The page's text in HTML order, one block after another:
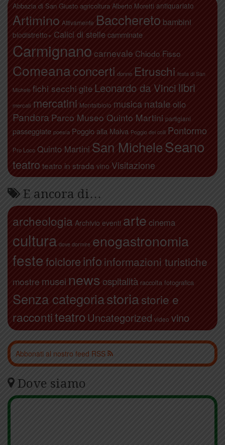
Abbazia di San Giusto agricoltura Alberto Moretti antiquariato
Artimino Attivamente Bacchereto bambini
biodistretto+ Calici di stelle camminate
Carmignano carnevale Chiodo Fisso
Comeanaconcerti donne Etruschi festa di San
Michele fichi secchi gite Leonardo da Vinci libri
mercati mercatini Montalbiolo musica natale olio
Pandora Parco Museo Quinto Martini partigiani
passeggiate poesia Poggio alla Malva Poggio dei colli Pontormo
Pro Loco Quinto Martini San MicheleSeano
teatro teatro in strada vino Visitazione
E ancora di…
archeologia Archivio eventi arte cinema
cultura dove dormire enogastronomia
festefolcloreinfo informazioni turistiche
mostre musei news ospitalità raccolta fotografica
Senza categoriastoriastorie e
raccontiteatroUncategorized video vino
Abbonati al nostro feed RSS
Dove siamo